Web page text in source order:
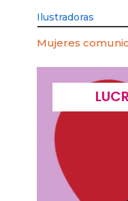
Ilustradoras
Mujeres